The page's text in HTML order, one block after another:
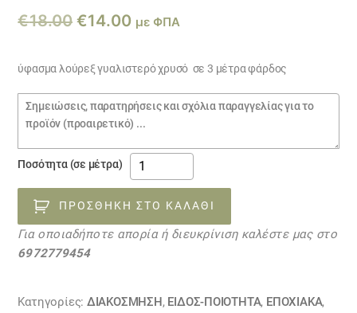
€18.00 Original
was:
€18.00.
€14.00Η
τιμή
είναι:
€14.00.
με ΦΠΑ
ύφασμα λούρεξ γυαλιστερό χρυσό σε 3 μέτρα φάρδος
Σημειώσεις
παραγγελίας
Ποσότητα (σε μέτρα)
ύφασμα
λούρεξ
γυαλιστερό
χρυσό
16102303
ΠΡΟΣΘΉΚΗ ΣΤΟ ΚΑΛΆΘΙ
Για οποιαδήποτε απορία ή διευκρίνιση καλέστε μας στο
6972779454
Κατηγορίες: ΔΙΑΚΟΣΜΗΣΗ, ΕΙΔΟΣ-ΠΟΙΟΤΗΤΑ, ΕΠΟΧΙΑΚΑ,